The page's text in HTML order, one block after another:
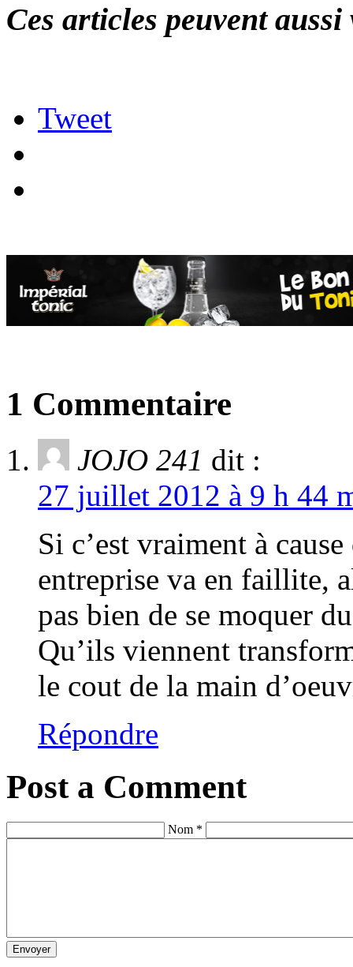
Ces articles peuvent
Tweet
1 Commentaire
JOJO 241 dit :
27 juillet 2012 à 9 h 44
Si c’est vraiment à
entreprise va en faillite,
pas bien de se moquer
Qu’ils viennent
le cout de la main
Répondre
Post a Comment
Nom *